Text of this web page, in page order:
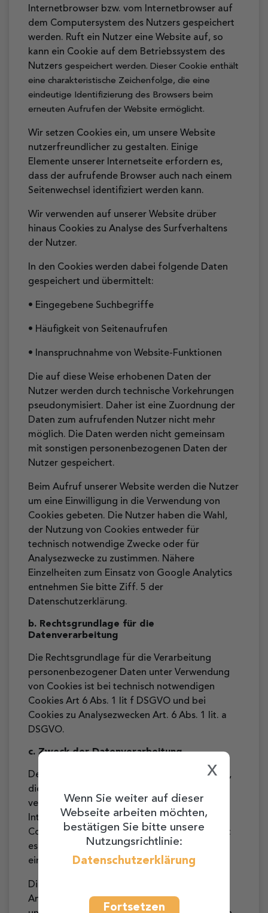
Wenn Sie weiter auf dieser
Webseite arbeiten möchten,
bestätigen Sie bitte unsere
Nutzungsrichtlinie:
Datenschutzerklärung
Fortsetzen
x
Internetbrowser bzw. vom Internetbrowser auf
dem Computersystem des Nutzers gespeichert
werden. Ruft ein Nutzer eine Website auf, so
kann ein Cookie auf dem Betriebssystem des
Nutzers gespeichert werden. Dieser Cookie enthält
eine charakteristische Zeichenfolge, die eine
eindeutige Identifizierung des Browsers beim
erneuten Aufrufen der Website ermöglicht.
Wir setzen Cookies ein, um unsere Website
nutzerfreundlicher zu gestalten. Einige
Elemente unserer Internetseite erfordern es,
dass der aufrufende Browser auch nach einem
Seitenwechsel identifiziert werden kann.
Wir verwenden auf unserer Website drüber
hinaus Cookies zu Analyse des Surfverhaltens
der Nutzer.
In den Cookies werden dabei folgende Daten
gespeichert und übermittelt:
• Eingegebene Suchbegriffe
• Häufigkeit von Seitenaufrufen
• Inanspruchnahme von Website-Funktionen
Die auf diese Weise erhobenen Daten der
Nutzer werden durch technische Vorkehrungen
pseudonymisiert. Daher ist eine Zuordnung der
Daten zum aufrufenden Nutzer nicht mehr
möglich. Die Daten werden nicht gemeinsam
mit sonstigen personenbezogenen Daten der
Nutzer gespeichert.
Beim Aufruf unserer Website werden die Nutzer
um eine Einwilligung in die Verwendung von
Cookies gebeten. Die Nutzer haben die Wahl,
der Nutzung von Cookies entweder für
technisch notwendige Zwecke oder für
Analysezwecke zu zustimmen. Nähere
Einzelheiten zum Einsatz von Google Analytics
entnehmen Sie bitte Ziff. 5 der
Datenschutzerklärung.
b. Rechtsgrundlage für die
Datenverarbeitung
Die Rechtsgrundlage für die Verarbeitung
personenbezogener Daten unter Verwendung
von Cookies ist bei technisch notwendigen
Cookies Art 6 Abs. 1 lit f DSGVO und bei
Cookies zu Analysezwecken Art. 6 Abs. 1 lit. a
DSGVO.
c. Zweck der Datenverarbeitung
Der Zweck der Verwendung dieser Cookies ist,
die Nutzung von Websites für die Nutzer zu
vereinfachen. Einige Funktionen unserer
Internetseite können ohne den Einsatz von
Cookies nicht angeboten werden. Für diese ist
es erforderlich, dass der Browser auch nach
einem Seitenwechsel wiedererkannt wird.
Die Verwendung von Cookies zu
Analysezwecken erfolgt, um die Qualität